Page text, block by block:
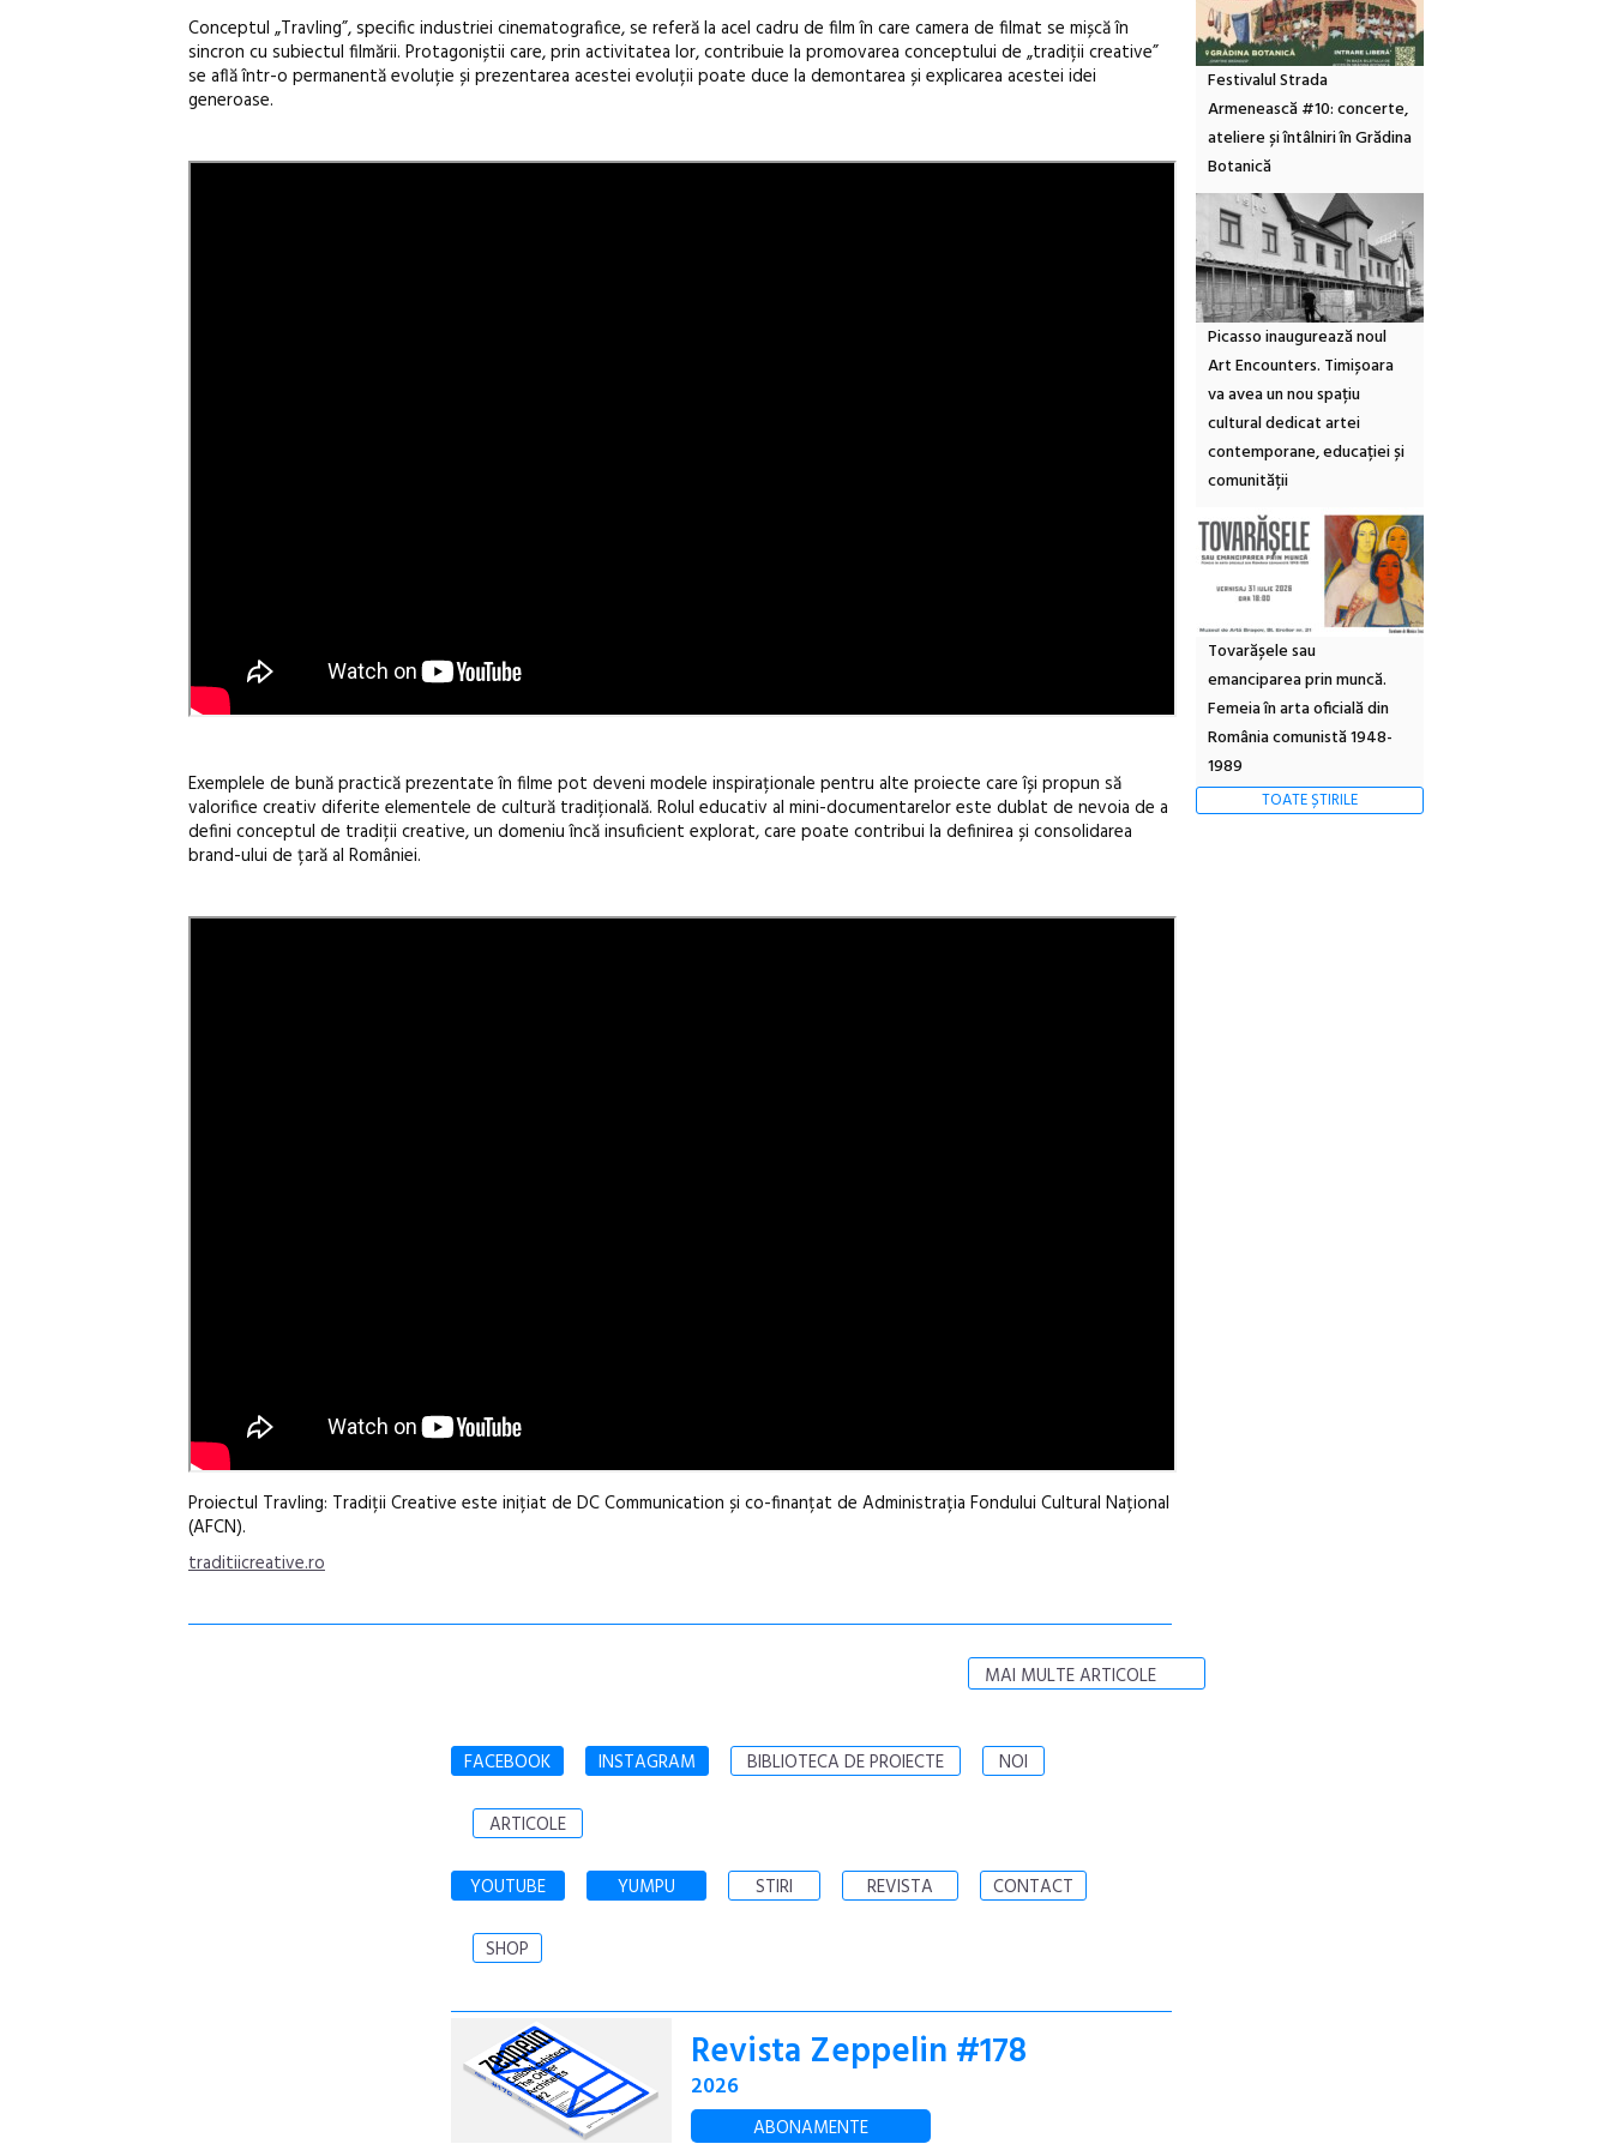
Conceptul „Travling”, specific industriei cinematografice, se referă la acel cadru de film în care camera de filmat se mișcă în
sincron cu subiectul filmării. Protagoniștii care, prin activitatea lor, contribuie la promovarea conceptului de „tradiții creative”
se află într-o permanentă evoluție și prezentarea acestei evoluții poate duce la demontarea și explicarea acestei idei
generoase.
Exemplele de bună practică prezentate în filme pot deveni modele inspiraționale pentru alte proiecte care își propun să
valorifice creativ diferite elementele de cultură tradițională. Rolul educativ al mini-documentarelor este dublat de nevoia de a
defini conceptul de tradiții creative, un domeniu încă insuficient explorat, care poate contribui la definirea și consolidarea
brand-ului de țară al României.
Proiectul Travling: Tradiții Creative este inițiat de DC Communication și co-finanțat de Administrația Fondului Cultural Național
(AFCN).
traditiicreative.ro
MAI MULTE ARTICOLE
Festivalul Strada
Armenească #10: concerte,
ateliere și întâlniri în Grădina
Botanică
Picasso inaugurează noul
Art Encounters. Timișoara
va avea un nou spațiu
cultural dedicat artei
contemporane, educației și
comunității
Tovarășele sau
emanciparea prin muncă.
Femeia în arta oficială din
România comunistă 1948-
1989
TOATE ȘTIRILE
FACEBOOK INSTAGRAM BIBLIOTECA DE PROIECTE NOI
ARTICOLE
YOUTUBE YUMPU STIRI REVISTA CONTACT
SHOP
Revista Zeppelin #178
2026
ABONAMENTE